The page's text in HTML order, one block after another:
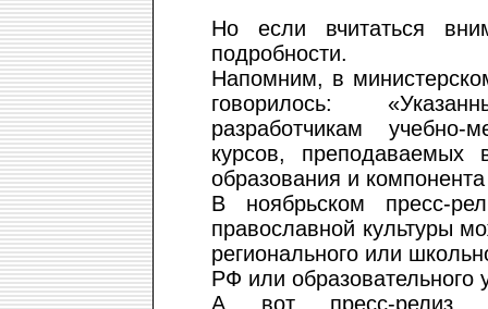
Но если вчитаться
подробности.
Напомним, в
говорилось:
разработчикам учебно-
курсов, преподаваемых
образования и
В ноябрьском пресс-
православной культуры
регионального или
РФ или образовательного
А вот пресс-релиз